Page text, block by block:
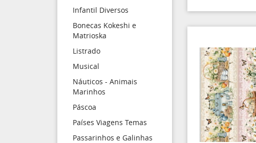
Infantil Diversos
Bonecas Kokeshi e
Matrioska
Listrado
Musical
Náuticos - Animais
Marinhos
Páscoa
Países Viagens Temas
Passarinhos e Galinhas